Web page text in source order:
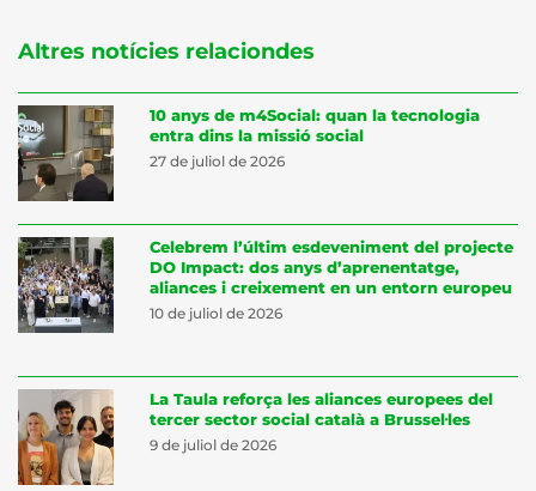
Altres notícies relaciondes
10 anys de m4Social: quan la tecnologia
entra dins la missió social
27 de juliol de 2026
Celebrem l’últim esdeveniment del projecte
DO Impact: dos anys d’aprenentatge,
aliances i creixement en un entorn europeu
10 de juliol de 2026
La Taula reforça les aliances europees del
tercer sector social català a Brussel·les
9 de juliol de 2026